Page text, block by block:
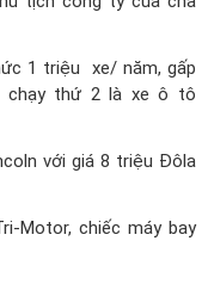
1 triệu xe/ năm, gấp
chạy thứ 2 là xe ô tô
với giá 8 triệu Đôla
Motor, chiếc máy bay